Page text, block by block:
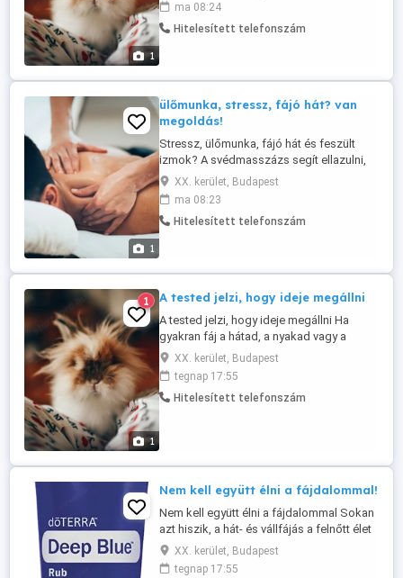
1
közérzetet és támogatja a testi-lelki
feltöltődést. Kezeléseim különösen
ma 08:24
Hitelesített telefonszám
1
ülőmunka, stressz, fájó hát? van
megoldás!
Stressz, ülőmunka, fájó hát és feszült
izmok? A svédmasszázs segít ellazulni,
feltöltődni és jobban érezni magad a
mindennapokban. Kezeléseim során a
testi felfrissülés mellett a nyugodt
kikapcsolódás is fontos szerepet kap. Ha
XX. kerület, Budapest
ma 08:23
Hitelesített telefonszám
1
1 A tested jelzi, hogy ideje megállni
A tested jelzi, hogy ideje megállni Ha
gyakran fáj a hátad, a nyakad vagy a
derekad, a tested nem véletlenül jelez. A
masszázs segít fellazítani a túlterhelt
izmokat és csökkenteni a mindennapi
feszültséget, ami hosszú távon
XX. kerület, Budapest
tegnap 17:55
Hitelesített telefonszám
Nem kell együtt élni a fájdalommal!
Nem kell együtt élni a fájdalommal Sokan
azt hiszik, a hát- és vállfájás a felnőtt élet
velejárója pedig nem kell annak lennie. A
rendszeres masszázs csökkenti az
XX. kerület, Budapest
tegnap 17:55